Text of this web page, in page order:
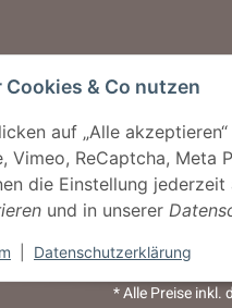
Cookies & Co nutzen
auf „Alle
Vimeo, ReCaptcha, Meta
die Einstellung
und in unserer
Datenschutzerklärung
* Alle Preise inkl.